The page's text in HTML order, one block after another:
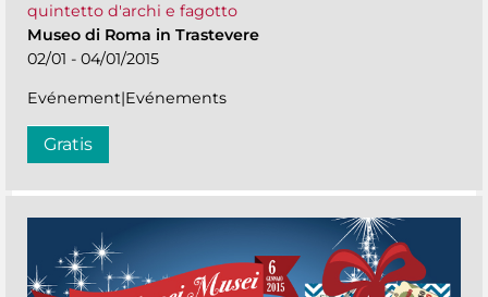
quintetto d'archi e fagotto
Museo di Roma in Trastevere
02/01 - 04/01/2015
Evénement|Evénements
Gratis